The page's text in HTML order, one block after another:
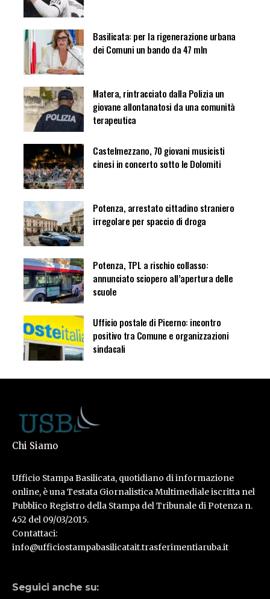
Basilicata: per la rigenerazione urbana
dei Comuni un bando da 47 mln
Matera, rintracciato dalla Polizia un
giovane allontanatosi da una comunità
terapeutica
Castelmezzano, 70 giovani musicisti
cinesi in concerto sotto le Dolomiti
Potenza, arrestato cittadino straniero
irregolare per spaccio di droga
Potenza, TPL a rischio collasso:
annunciato sciopero all’apertura delle
scuole
Ufficio postale di Picerno: incontro
positivo tra Comune e organizzazioni
sindacali
Chi Siamo
Ufficio Stampa Basilicata, quotidiano di informazione
online, è una Testata Giornalistica Multimediale iscritta nel
Pubblico Registro della Stampa del Tribunale di Potenza n.
452 del 09/03/2015.
Contattaci:
info@ufficiostampabasilicatait.trasferimentiaruba.it
Seguici anche su: